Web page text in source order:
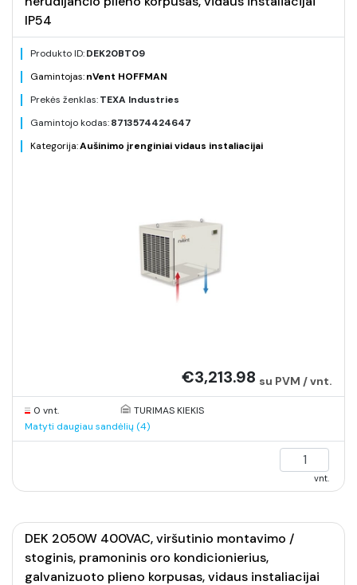
IP54
Produkto ID:DEK20BT09
Gamintojas:nVent HOFFMAN
Prekės ženklas:TEXA Industries
Gamintojo kodas:8713574424647
Kategorija:Aušinimo įrenginiai vidaus instaliacijai
€3,213.98 su PVM / vnt.
0 vnt.
TURIMAS KIEKIS
Matyti daugiau sandėlių (4)
vnt.
DEK 2050W 400VAC, viršutinio montavimo /
stoginis, pramoninis oro kondicionierius,
galvanizuoto plieno korpusas, vidaus instaliacijai